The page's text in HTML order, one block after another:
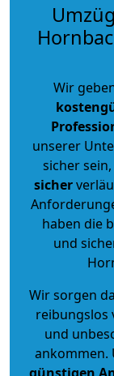
Wir
unserer
sicher
sicher
haben die
und
Wir sorgen
reibungslos
und
ankommen.
günstigen